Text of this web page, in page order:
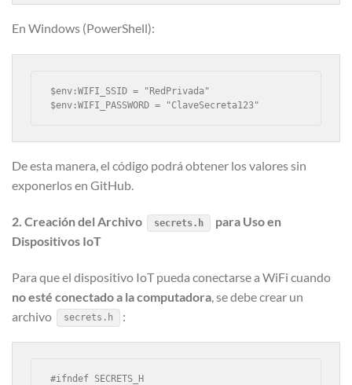
En Windows (PowerShell):
$env:WIFI_SSID = "RedPrivada"
$env:WIFI_PASSWORD = "ClaveSecreta123"
De esta manera, el código podrá obtener los valores sin
exponerlos en GitHub.
2. Creación del Archivo secrets.h
para Uso en
Dispositivos IoT
Para que el dispositivo IoT pueda conectarse a WiFi cuando
no esté conectado a la computadora , se debe crear un
archivo
secrets.h :
#ifndef SECRETS_H